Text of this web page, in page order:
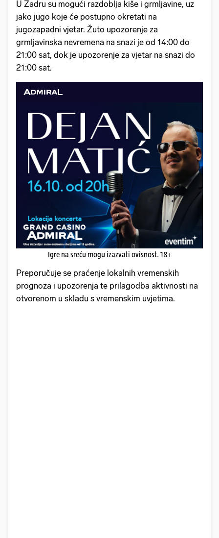
U Zadru su mogući razdoblja kiše i grmljavine, uz
jako jugo koje će postupno okretati na
jugozapadni vjetar. Žuto upozorenje za
grmljavinska nevremena na snazi je od 14:00 do
21:00 sat, dok je upozorenje za vjetar na snazi do
21:00 sat.
Igre na sreću mogu izazvati ovisnost. 18+
Preporučuje se praćenje lokalnih vremenskih
prognoza i upozorenja te prilagodba aktivnosti na
otvorenom u skladu s vremenskim uvjetima.